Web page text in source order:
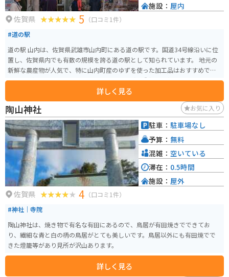
佐賀県 5 （口コミ1件）
#道の駅
道の駅 山内は、佐賀県武雄市山内町にある道の駅です。国道34号線沿いに位
置し、佐賀県内でも有数の規模を誇る道の駅として知られています。 地元の
新鮮な農産物が人気で、特に山内町産のゆずを使った加工品はおすすめで
す。ゆず胡椒、ゆずドリンク、ゆずアイスなど、種類も豊富なので、お土産に
ぴったりです。また、レストランでは、地元産の食材を使った料理を楽しむ
ことができます。 バイクで訪れる場合、道の駅には広い駐車場が完備されて
いるので安心です。ツーリングの休憩スポットとしても最適です。道の駅周辺
には、温泉施設や宿泊施設もあるので、ゆっくりと観光を楽しむこともでき
ます。 道の駅 山内は、地元の特産品やグルメ、観光情報を一度に得ることが
できる便利なスポットです。ドライブやツーリングの際には、ぜひ立ち寄っ
てみてください。
詳しく見る
施設： 屋内
陶山神社 お気に入り
佐賀県 4 （口コミ1件）
#神社｜寺院
陶山神社は、焼き物で有名な有田にあるので、鳥居が有田焼きでできてお
り、繊細な青と白の柄の鳥居がとても美しいです。鳥居以外にも有田焼でで
きた燈籠等があり見所が沢山あります。
詳しく見る
駐車： 駐車場なし
予算： 無料
混雑： 空いている
滞在： 0.5時間
施設： 屋外